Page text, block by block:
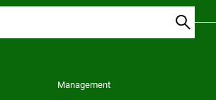
Management